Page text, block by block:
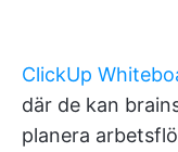
ClickUp
där de kan
planera